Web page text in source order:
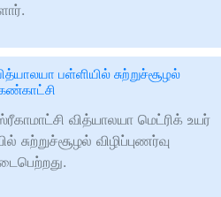
பள்ளியில் சுற்றுச்சூழல்
கண்காட்சி
வித்யாலயா மெட்ரிக் உயர்
சுற்றுச்சூழல் விழிப்புணர்வு